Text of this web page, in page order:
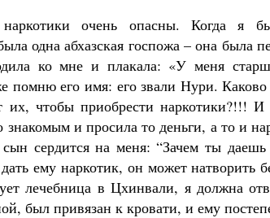
очень опасны. Когда я
одна абхазская госпожа – она была
ко мне и плакала: «У меня
помню его имя: его звали Нури.
их, чтобы приобрести наркотики?!!!
знакомым и просила то деньги, а то и
сердится на меня: “Зачем ты
ему наркотик, он может
лечебница в Цхинвали, я должна
был привязан к кровати, и ему